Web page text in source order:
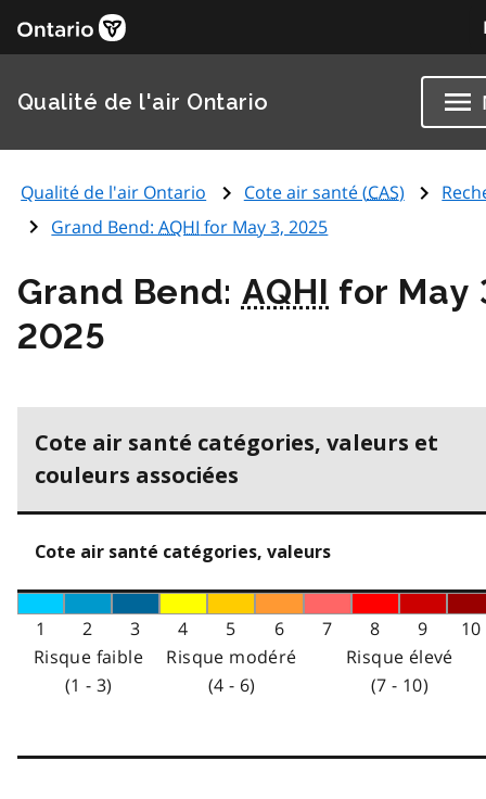
Qualité de l'air Ontario
Qualité de l'air Ontario Cote air santé (CAS)
Grand Bend:AQHI for May 3, 2025
Grand Bend: AQHI for May
2025
Cote air santé catégories, valeurs et
couleurs associées
Cote air santé catégories, valeurs
1 2 3 4 5 6 7 8 9
10
Risque faible
(1 - 3)
Risque modéré
(4 - 6)
Risque élevé
(7 - 10)